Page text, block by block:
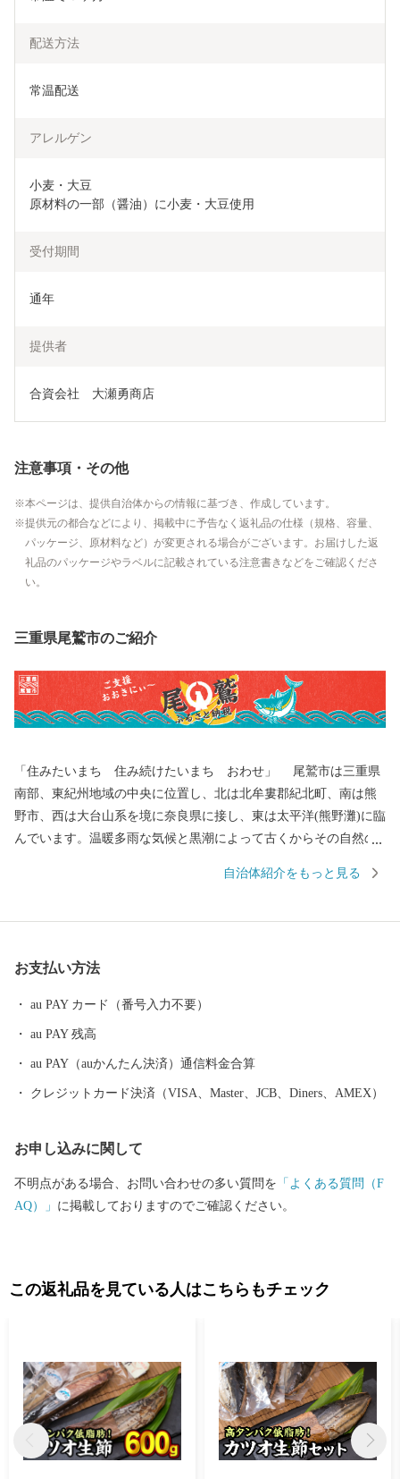
配送方法
常温配送
アレルゲン
小麦・大豆
原材料の一部（醤油）に小麦・大豆使用
受付期間
通年
提供者
合資会社　大瀬勇商店
注意事項・その他
本ページは、提供自治体からの情報に基づき、作成しています。
提供元の都合などにより、掲載中に予告なく返礼品の仕様（規格、容量、
パッケージ、原材料など）が変更される場合がございます。お届けした返
礼品のパッケージやラベルに記載されている注意書きなどをご確認くださ
い。
三重県尾鷲市のご紹介
「住みたいまち 住み続けたいまち おわせ」 尾鷲市は三重県
南部、東紀州地域の中央に位置し、北は北牟婁郡紀北町、南は熊
野市、西は大台山系を境に奈良県に接し、東は太平洋(熊野灘)に臨
んでいます。温暖多雨な気候と黒潮によって古くからその自然の
はの郷土食や伝統文化も色濃く残り、地域の人々を結ぶ懸け橋と
歴史文化を地域の資源として活用して、「住みたいまち 住み続
自治体紹介をもっと見る
お支払い方法
au PAY カード（番号入力不要）
au PAY 残高
au PAY（auかんたん決済）通信料金合算
クレジットカード決済（VISA、Master、JCB、Diners、AMEX）
お申し込みに関して
不明点がある場合、お問い合わせの多い質問を 「よくある質問（F
AQ）」 に掲載しておりますのでご確認ください。
この返礼品を見ている人はこちらもチェック